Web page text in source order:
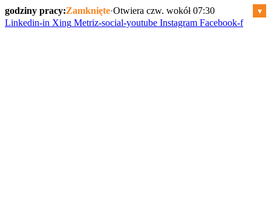
godziny pracy:Zamknięte·Otwiera czw. wokół 07:30 ▾
Linkedin-in Xing Metriz-social-youtube Instagram Facebook-f